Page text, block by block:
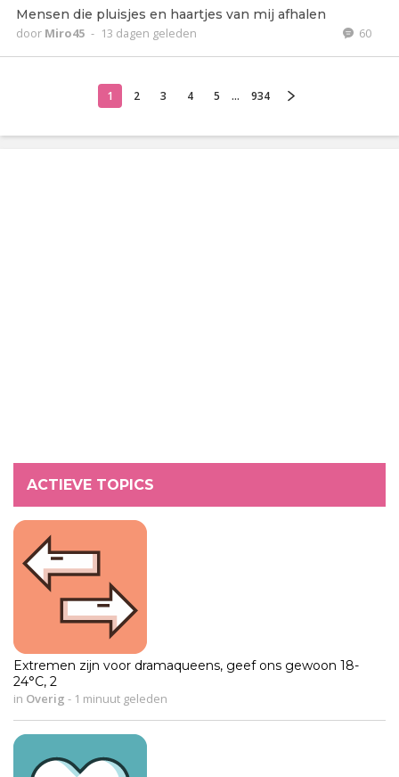
Mensen die pluisjes en haartjes van mij afhalen
door Miro45 - 13 dagen geleden 60
1 2 3 4 5 ... 934
ACTIEVE TOPICS
Extremen zijn voor dramaqueens, geef ons gewoon 18-
24°C, 2
in Overig - 1 minuut geleden